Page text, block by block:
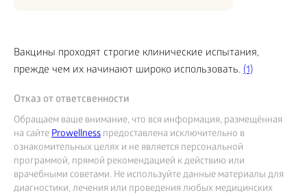
Вакцины проходят строгие клинические испытания,
прежде чем их начинают широко использовать. (1)
Отказ от ответсвенности
Обращаем ваше внимание, что вся информация, размещённая
на сайтеProwellness предоставлена исключительно в
ознакомительных целях и не является персональной
программой, прямой рекомендацией к действию или
врачебными советами. Не используйте данные материалы для
диагностики, лечения или проведения любых медицинских